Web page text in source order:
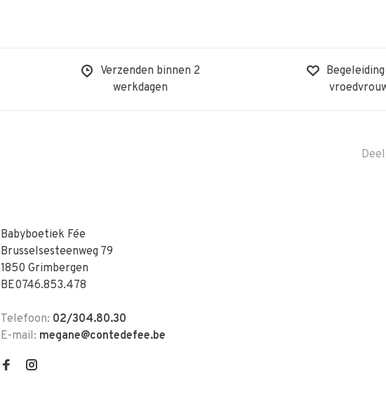
Verzenden binnen 2
werkdagen
Babyboetiek Fée
Brusselsesteenweg 79
1850 Grimbergen
BE0746.853.478
Telefoon: 02/304.80.30
E-mail: megane@contedefee.be